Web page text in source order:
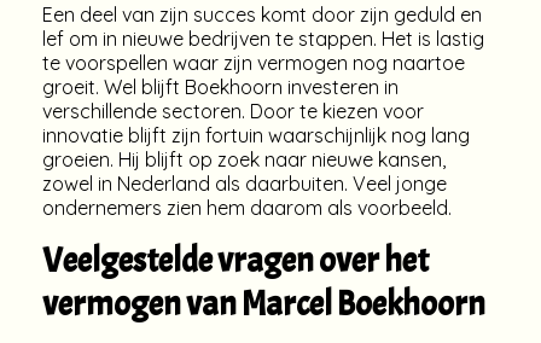
Een deel van zijn succes komt door zijn geduld en
lef om in nieuwe bedrijven te stappen. Het is lastig
te voorspellen waar zijn vermogen nog naartoe
groeit. Wel blijft Boekhoorn investeren in
verschillende sectoren. Door te kiezen voor
innovatie blijft zijn fortuin waarschijnlijk nog lang
groeien. Hij blijft op zoek naar nieuwe kansen,
zowel in Nederland als daarbuiten. Veel jonge
ondernemers zien hem daarom als voorbeeld.
Veelgestelde vragen over het
vermogen van Marcel Boekhoorn